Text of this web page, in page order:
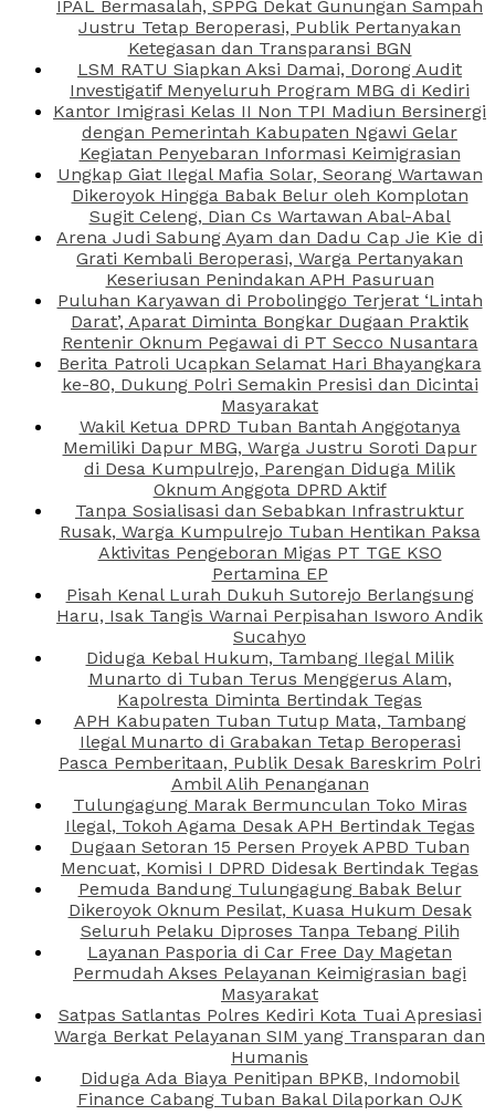
IPAL Bermasalah, SPPG Dekat Gunungan Sampah
Justru Tetap Beroperasi, Publik Pertanyakan
Ketegasan dan Transparansi BGN
LSM RATU Siapkan Aksi Damai, Dorong Audit
Investigatif Menyeluruh Program MBG di Kediri
Kantor Imigrasi Kelas II Non TPI Madiun Bersinergi
dengan Pemerintah Kabupaten Ngawi Gelar
Kegiatan Penyebaran Informasi Keimigrasian
Ungkap Giat Ilegal Mafia Solar, Seorang Wartawan
Dikeroyok Hingga Babak Belur oleh Komplotan
Sugit Celeng, Dian Cs Wartawan Abal-Abal
Arena Judi Sabung Ayam dan Dadu Cap Jie Kie di
Grati Kembali Beroperasi, Warga Pertanyakan
Keseriusan Penindakan APH Pasuruan
Puluhan Karyawan di Probolinggo Terjerat ‘Lintah
Darat’, Aparat Diminta Bongkar Dugaan Praktik
Rentenir Oknum Pegawai di PT Secco Nusantara
Berita Patroli Ucapkan Selamat Hari Bhayangkara
ke-80, Dukung Polri Semakin Presisi dan Dicintai
Masyarakat
Wakil Ketua DPRD Tuban Bantah Anggotanya
Memiliki Dapur MBG, Warga Justru Soroti Dapur
di Desa Kumpulrejo, Parengan Diduga Milik
Oknum Anggota DPRD Aktif
Tanpa Sosialisasi dan Sebabkan Infrastruktur
Rusak, Warga Kumpulrejo Tuban Hentikan Paksa
Aktivitas Pengeboran Migas PT TGE KSO
Pertamina EP
Pisah Kenal Lurah Dukuh Sutorejo Berlangsung
Haru, Isak Tangis Warnai Perpisahan Isworo Andik
Sucahyo
Diduga Kebal Hukum, Tambang Ilegal Milik
Munarto di Tuban Terus Menggerus Alam,
Kapolresta Diminta Bertindak Tegas
APH Kabupaten Tuban Tutup Mata, Tambang
Ilegal Munarto di Grabakan Tetap Beroperasi
Pasca Pemberitaan, Publik Desak Bareskrim Polri
Ambil Alih Penanganan
Tulungagung Marak Bermunculan Toko Miras
Ilegal, Tokoh Agama Desak APH Bertindak Tegas
Dugaan Setoran 15 Persen Proyek APBD Tuban
Mencuat, Komisi I DPRD Didesak Bertindak Tegas
Pemuda Bandung Tulungagung Babak Belur
Dikeroyok Oknum Pesilat, Kuasa Hukum Desak
Seluruh Pelaku Diproses Tanpa Tebang Pilih
Layanan Pasporia di Car Free Day Magetan
Permudah Akses Pelayanan Keimigrasian bagi
Masyarakat
Satpas Satlantas Polres Kediri Kota Tuai Apresiasi
Warga Berkat Pelayanan SIM yang Transparan dan
Humanis
Diduga Ada Biaya Penitipan BPKB, Indomobil
Finance Cabang Tuban Bakal Dilaporkan OJK